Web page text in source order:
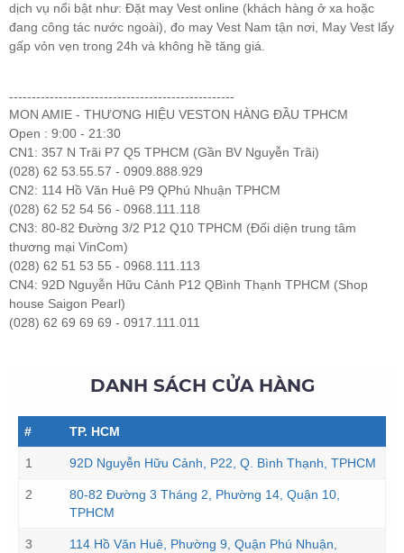
dịch vụ nổi bật như: Đặt may Vest online (khách hàng ở xa hoặc
đang công tác nước ngoài), đo may Vest Nam tận nơi, May Vest lấy
gấp vỏn vẹn trong 24h và không hề tăng giá.
--------------------------------------------------
MON AMIE - THƯƠNG HIỆU VESTON HÀNG ĐẦU TPHCM
Open : 9:00 - 21:30
CN1: 357 N Trãi P7 Q5 TPHCM (Gần BV Nguyễn Trãi)
(028) 62 53.55.57 - 0909.888.929
CN2: 114 Hồ Văn Huê P9 QPhú Nhuận TPHCM
(028) 62 52 54 56 - 0968.111.118
CN3: 80-82 Đường 3/2 P12 Q10 TPHCM (Đối diện trung tâm
thương mại VinCom)
(028) 62 51 53 55 - 0968.111.113
CN4: 92D Nguyễn Hữu Cảnh P12 QBình Thạnh TPHCM (Shop
house Saigon Pearl)
(028) 62 69 69 69 - 0917.111.011
DANH SÁCH CỬA HÀNG
# TP. HCM
1 92D Nguyễn Hữu Cảnh, P22, Q. Bình Thạnh, TPHCM
2
80-82 Đường 3 Tháng 2, Phường 14, Quận 10,
TPHCM
3 114 Hồ Văn Huê, Phường 9, Quận Phú Nhuận,